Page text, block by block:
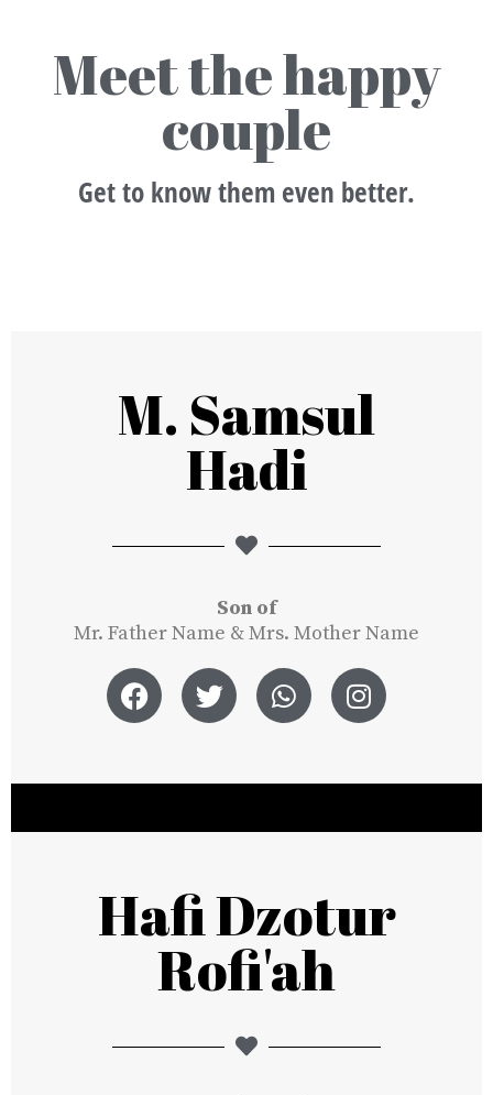
Meet the happy
couple
Get to know them even better.
M. Samsul
Hadi
Son of
Mr. Father Name & Mrs. Mother Name
Hafi Dzotur
Rofi'ah